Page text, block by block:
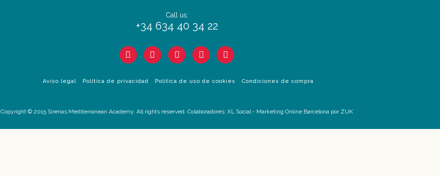
Call us:
+34 634 40 34 22
Aviso legal Política de privacidad Política de uso de cookies Condiciones de compra
Copyright © 2015 Sirenas Mediterranean Academy. All rights reserved. Colaboradores: XL Social- Marketing Online Barcelona por ZUK